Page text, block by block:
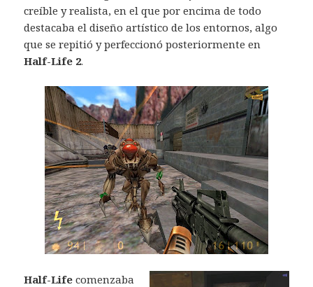
creíble y realista, en el que por encima de todo
destacaba el diseño artístico de los entornos, algo
que se repitió y perfeccionó posteriormente en
Half-Life 2.
Half-Life comenzaba